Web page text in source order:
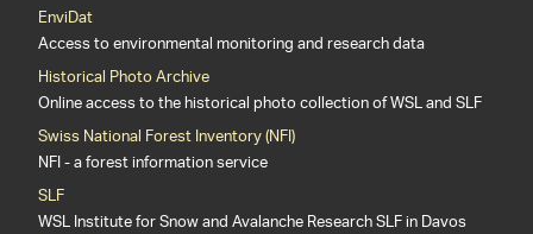
EnviDat
Access to environmental monitoring and research data
Historical Photo Archive
Online access to the historical photo collection of WSL and SLF
Swiss National Forest Inventory (NFI)
NFI - a forest information service
SLF
WSL Institute for Snow and Avalanche Research SLF in Davos